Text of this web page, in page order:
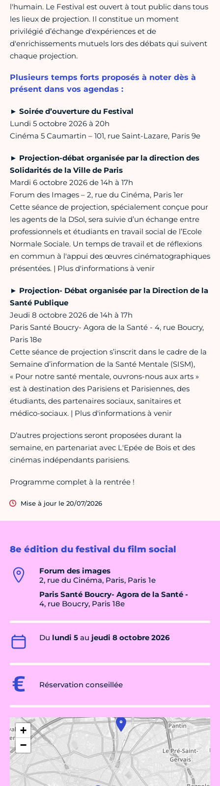
8e édition du festival du film social
Forum des images
2, rue du Cinéma, Paris, Paris 1e
Paris Santé Boucry- Agora de la Santé -
4, rue Boucry, Paris 18e
Du lundi 5 au jeudi 8 octobre 2026
Réservation conseillée
+
−
l'humain. Le Festival est ouvert à tout public dans tous
les lieux de projection. Il constitue un moment
privilégié d’échange d'expériences et de
d'enrichissements mutuels lors des débats qui suivent
chaque projection.
Plusieurs temps forts proposés à noter dès à
présent dans vos agendas :
► Soirée d’ouverture du Festival
Lundi 5 octobre 2026 à 20h
Cinéma 5 Caumartin – 101, rue Saint-Lazare, Paris 9e
► Projection-débat organisée par la direction des
Solidarités de la Ville de Paris
Mardi 6 octobre 2026 de 14h à 17h
Forum des Images – 2, rue du Cinéma, Paris 1er
Cette séance de projection, spécialement conçue pour
les agents de la DSol, sera suivie d’un échange entre
professionnels et étudiants en travail social de l’Ecole
Normale Sociale. Un temps de travail et de réflexions
en commun à l'appui des œuvres cinématographiques
présentées. | Plus d'informations à venir
► Projection- Débat organisée par la Direction de la
Santé Publique
Jeudi 8 octobre 2026 de 14h à 17h
Paris Santé Boucry- Agora de la Santé - 4, rue Boucry,
Paris 18e
Cette séance de projection s’inscrit dans le cadre de la
Semaine d’information de la Santé Mentale (SISM),
« Pour notre santé mentale, ouvrons-nous aux arts »
est à destination des Parisiens et Parisiennes, des
étudiants, des partenaires sociaux, sanitaires et
médico-sociaux. | Plus d'informations à venir
D’autres projections seront proposées durant la
semaine, en partenariat avec L'Epée de Bois et des
cinémas indépendants parisiens.
Programme complet à la rentrée !
Mise à jour le 20/07/2026